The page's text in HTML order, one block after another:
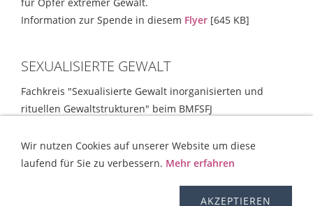
für Opfer extremer Gewalt.
Information zur Spende in diesem Flyer [645 KB]
SEXUALISIERTE GEWALT
Fachkreis "Sexualisierte Gewalt inorganisierten und
rituellen Gewaltstrukturen" beim BMFSFJ
DISCLAIMER
Wir nutzen Cookies auf unserer Website um diese
laufend für Sie zu verbessern. Mehr erfahren
AKZEPTIEREN